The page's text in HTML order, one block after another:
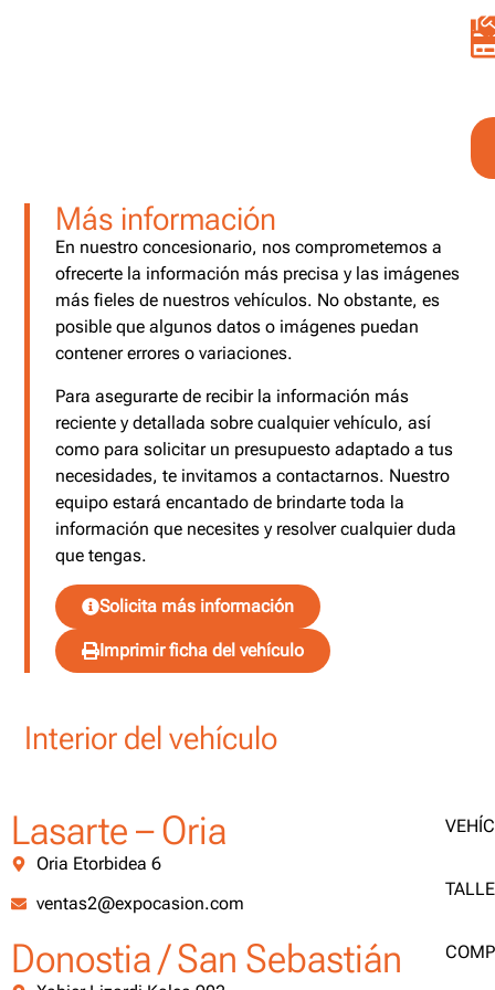
Más información
En nuestro concesionario, nos comprometemos a
ofrecerte la información más precisa y las imágenes
más fieles de nuestros vehículos. No obstante, es
posible que algunos datos o imágenes puedan
contener errores o variaciones.
Para asegurarte de recibir la información más
reciente y detallada sobre cualquier vehículo, así
como para solicitar un presupuesto adaptado a tus
necesidades, te invitamos a contactarnos. Nuestro
equipo estará encantado de brindarte toda la
información que necesites y resolver cualquier duda
que tengas.
Solicita más información
Imprimir ficha del vehículo
Interior del vehículo
Lasarte – Oria
Oria Etorbidea 6
ventas2@expocasion.com
Donostia / San Sebastián